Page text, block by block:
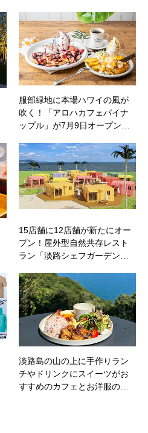
服部緑地に本場ハワイの風が
吹く！「アロハカフェパイナ
ップル」が7月9日オープン…
15店舗に12店舗が新たにオー
プン！屋外型自然共存レスト
ラン「淡路シェフガーデン…
淡路島の山の上に手作りラン
チやドリンクにスイーツがお
すすめのカフェとお洋服の…